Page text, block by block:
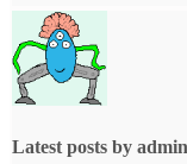
Latest posts by admin